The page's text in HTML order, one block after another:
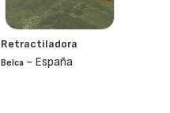
Retractiladora
Belca - España